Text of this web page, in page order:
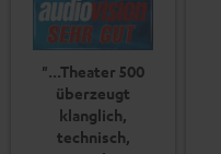
"...Theater 500
überzeugt
klanglich,
technisch,